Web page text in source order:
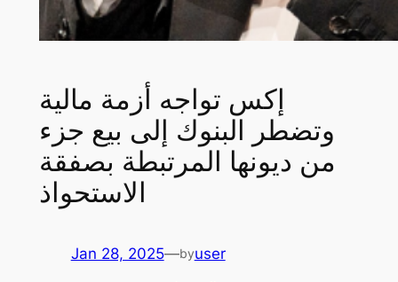
إكس تواجه أزمة مالية
وتضطر البنوك إلى بيع جزء
من ديونها المرتبطة بصفقة
الاستحواذ
Jan 28, 2025—byuser